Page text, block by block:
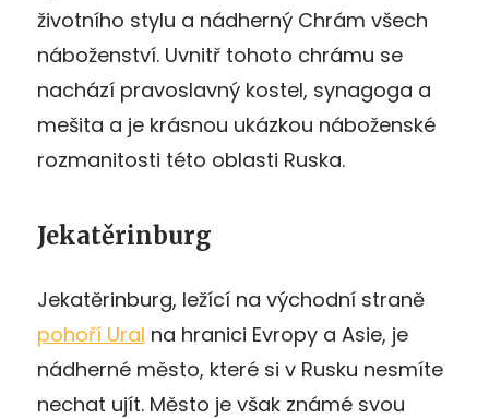
životního stylu a nádherný Chrám všech
náboženství. Uvnitř tohoto chrámu se
nachází pravoslavný kostel, synagoga a
mešita a je krásnou ukázkou náboženské
rozmanitosti této oblasti Ruska.
Jekatěrinburg
Jekatěrinburg, ležící na východní straně
pohoří Ural na hranici Evropy a Asie, je
nádherné město, které si v Rusku nesmíte
nechat ujít. Město je však známé svou